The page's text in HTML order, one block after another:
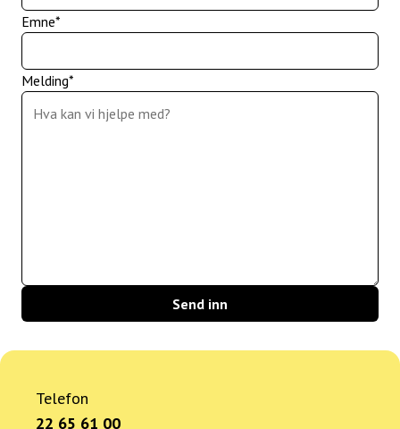
Emne*
Melding*
Send inn
Telefon
22 65 61 00